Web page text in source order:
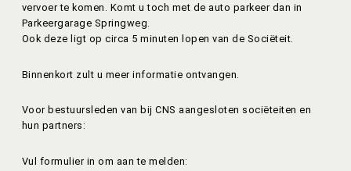
vervoer te komen. Komt u toch met de auto parkeer dan in
Parkeergarage Springweg.
Ook deze ligt op circa 5 minuten lopen van de Sociëteit.
Binnenkort zult u meer informatie ontvangen.
Voor bestuursleden van bij CNS aangesloten sociëteiten en
hun partners:
Vul formulier in om aan te melden: